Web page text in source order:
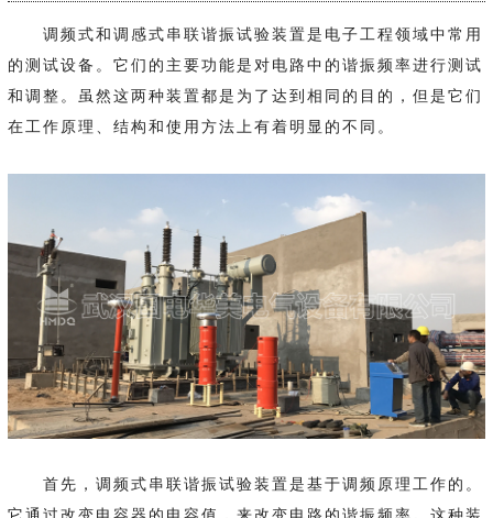
调频式和调感式串联谐振试验装置是电子工程领域中常用
的测试设备。它们的主要功能是对电路中的谐振频率进行测试
和调整。虽然这两种装置都是为了达到相同的目的，但是它们
在工作原理、结构和使用方法上有着明显的不同。
首先，调频式串联谐振试验装置是基于调频原理工作的。